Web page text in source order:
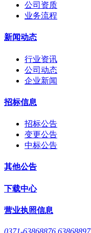
公司资质
业务流程
新闻动态
行业资讯
公司动态
企业新闻
招标信息
招标公告
变更公告
中标公告
其他公告
下载中心
营业执照信息